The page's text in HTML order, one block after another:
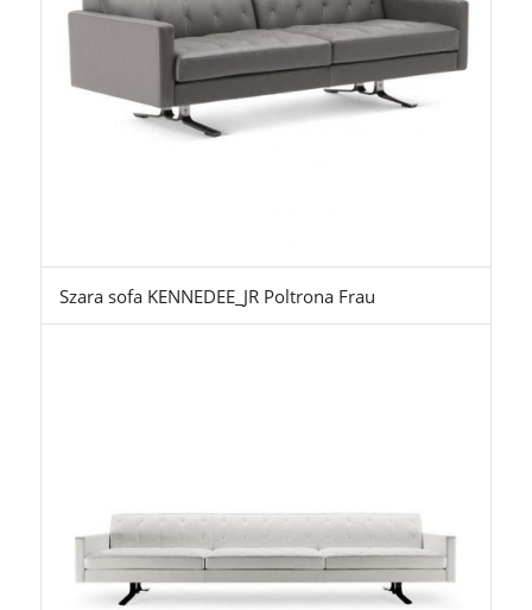
Szara sofa KENNEDEE_JR Poltrona Frau